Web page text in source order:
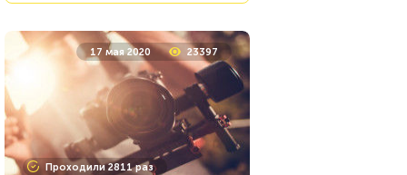
2 января 2021 4880
Проходили 123 раза
17 мая 2020 23397
Проходили 2811 раз